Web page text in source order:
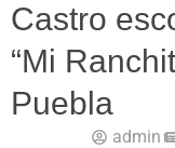
Castro
“Mi
Puebla
admin